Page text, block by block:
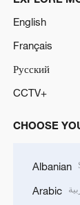
English
Français
Русский
CCTV+
CHOOSE
Albanian
Arabic